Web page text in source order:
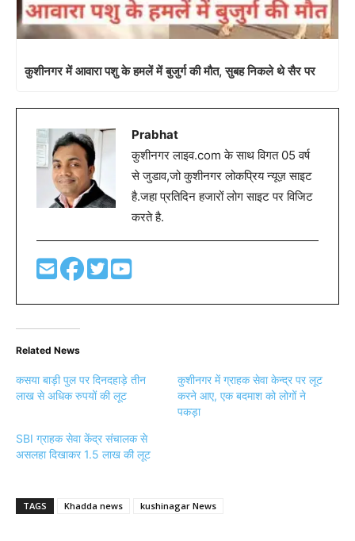
कुशीनगर में आवारा पशु के हमलें में बुजुर्ग की मौत, सुबह निकले थे सैर पर
Prabhat
कुशीनगर लाइव.com के साथ विगत 05 वर्ष
से जुडाव,जो कुशीनगर लोकप्रिय न्यूज़ साइट
है.जहा प्रतिदिन हजारों लोग साइट पर विजिट
करते है.
Related News
कसया बाड़ी पुल पर दिनदहाड़े तीन
लाख से अधिक रुपयों की लूट
कुशीनगर में ग्राहक सेवा केन्द्र पर लूट
करने आए, एक बदमाश को लोगों ने
पकड़ा
SBI ग्राहक सेवा केंद्र संचालक से
असलहा दिखाकर 1.5 लाख की लूट
TAGS Khadda news kushinagar News